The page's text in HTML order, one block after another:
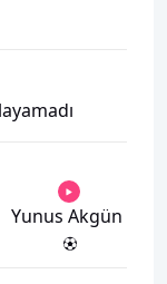
Yunus Akgün